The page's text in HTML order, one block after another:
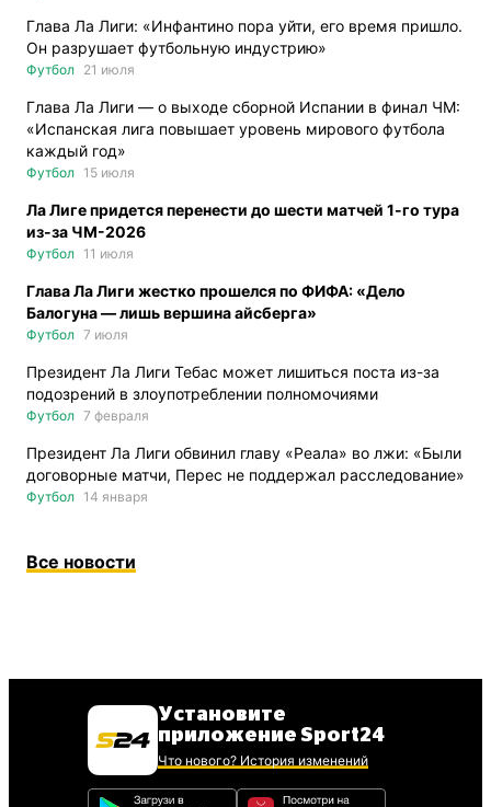
Глава Ла Лиги: «Инфантино пора уйти, его время пришло.
Он разрушает футбольную индустрию»
Футбол 21 июля
Глава Ла Лиги — о выходе сборной Испании в финал ЧМ:
«Испанская лига повышает уровень мирового футбола
каждый год»
Футбол 15 июля
Ла Лиге придется перенести до шести матчей 1-го тура
из-за ЧМ-2026
Футбол 11 июля
Глава Ла Лиги жестко прошелся по ФИФА: «Дело
Балогуна — лишь вершина айсберга»
Футбол 7 июля
Президент Ла Лиги Тебас может лишиться поста из-за
подозрений в злоупотреблении полномочиями
Футбол 7 февраля
Президент Ла Лиги обвинил главу «Реала» во лжи: «Были
договорные матчи, Перес не поддержал расследование»
Футбол 14 января
Все новости
Установите
приложение Sport24
Что нового? История изменений